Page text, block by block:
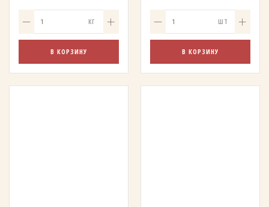
КГ
В КОРЗИНУ
ШТ
В КОРЗИНУ